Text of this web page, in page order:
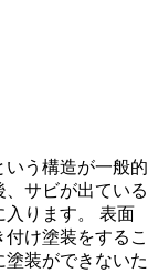
う構造が一般的
サビが出ている
入ります。 表面
け塗装をするこ
装ができないた